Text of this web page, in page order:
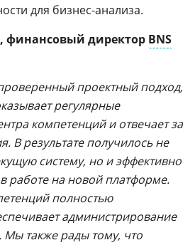
для бизнес-анализа.
, финансовый директор BNS
проектный подход,
регулярные
компетенций и отвечает за
В результате получилось не
систему, но и эффективно
работе на новой платформе.
полностью
администрирование
Мы также рады тому, что